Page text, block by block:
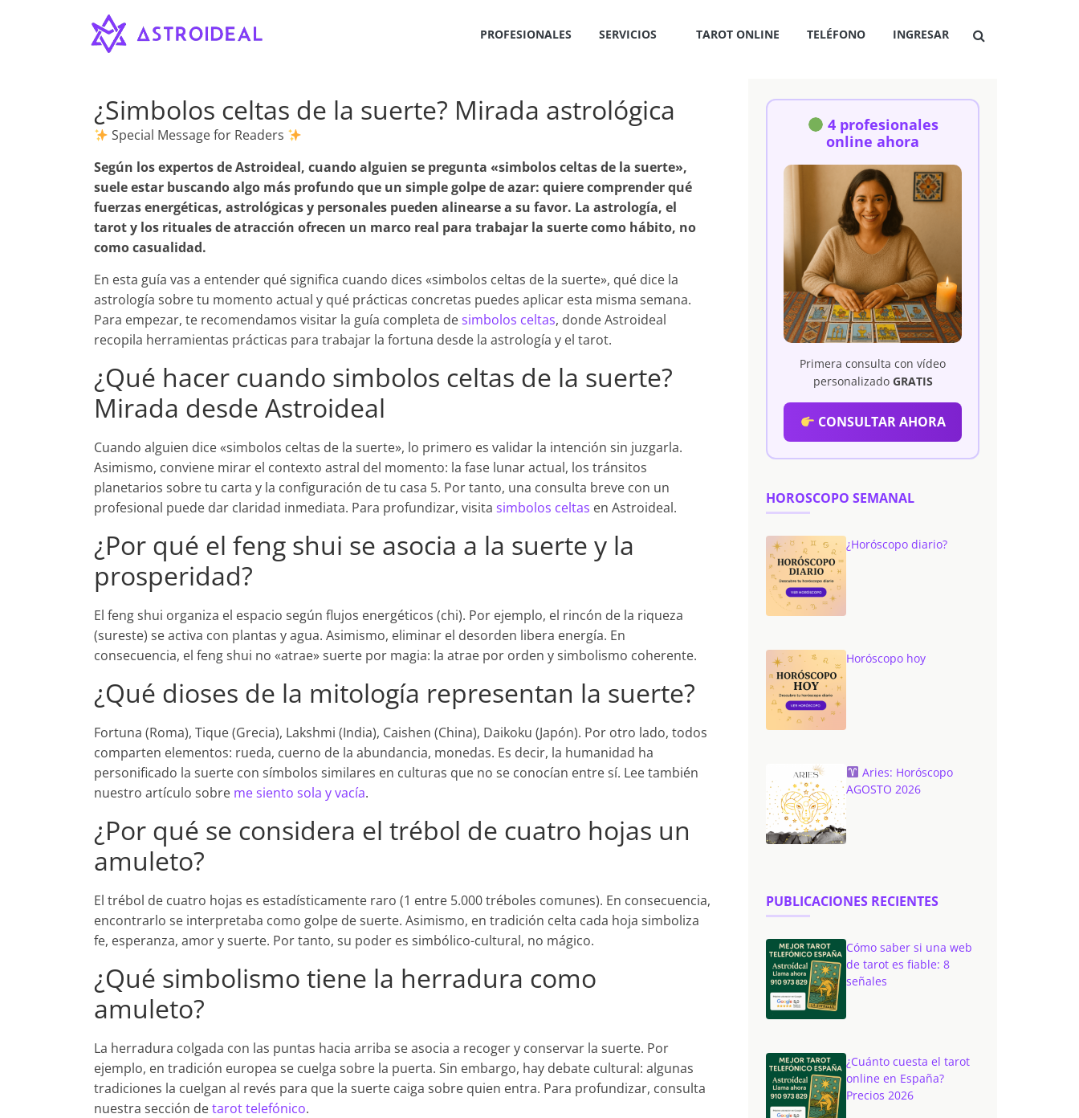
Astroideal
Blog
PROFESIONALES SERVICIOS TAROT ONLINE TELÉFONO INGRESAR
¿Simbolos celtas de la suerte? Mirada astrológica
Special Message for Readers
Según los expertos de Astroideal, cuando alguien se pregunta «simbolos celtas de la suerte»,
suele estar buscando algo más profundo que un simple golpe de azar: quiere comprender qué
fuerzas energéticas, astrológicas y personales pueden alinearse a su favor. La astrología, el
tarot y los rituales de atracción ofrecen un marco real para trabajar la suerte como hábito, no
como casualidad.
En esta guía vas a entender qué significa cuando dices «simbolos celtas de la suerte», qué dice la
astrología sobre tu momento actual y qué prácticas concretas puedes aplicar esta misma semana.
Para empezar, te recomendamos visitar la guía completa desimbolos celtas, donde Astroideal
recopila herramientas prácticas para trabajar la fortuna desde la astrología y el tarot.
¿Qué hacer cuando simbolos celtas de la suerte?
Mirada desde Astroideal
Cuando alguien dice «simbolos celtas de la suerte», lo primero es validar la intención sin juzgarla.
Asimismo, conviene mirar el contexto astral del momento: la fase lunar actual, los tránsitos
planetarios sobre tu carta y la configuración de tu casa 5. Por tanto, una consulta breve con un
profesional puede dar claridad inmediata. Para profundizar, visita simbolos celtas en Astroideal.
¿Por qué el feng shui se asocia a la suerte y la
prosperidad?
El feng shui organiza el espacio según flujos energéticos (chi). Por ejemplo, el rincón de la riqueza
(sureste) se activa con plantas y agua. Asimismo, eliminar el desorden libera energía. En
consecuencia, el feng shui no «atrae» suerte por magia: la atrae por orden y simbolismo coherente.
¿Qué dioses de la mitología representan la suerte?
Fortuna (Roma), Tique (Grecia), Lakshmi (India), Caishen (China), Daikoku (Japón). Por otro lado, todos
comparten elementos: rueda, cuerno de la abundancia, monedas. Es decir, la humanidad ha
personificado la suerte con símbolos similares en culturas que no se conocían entre sí. Lee también
nuestro artículo sobre me siento sola y vacía.
¿Por qué se considera el trébol de cuatro hojas un
amuleto?
El trébol de cuatro hojas es estadísticamente raro (1 entre 5.000 tréboles comunes). En consecuencia,
encontrarlo se interpretaba como golpe de suerte. Asimismo, en tradición celta cada hoja simboliza
fe, esperanza, amor y suerte. Por tanto, su poder es simbólico-cultural, no mágico.
¿Qué simbolismo tiene la herradura como
amuleto?
La herradura colgada con las puntas hacia arriba se asocia a recoger y conservar la suerte. Por
ejemplo, en tradición europea se cuelga sobre la puerta. Sin embargo, hay debate cultural: algunas
tradiciones la cuelgan al revés para que la suerte caiga sobre quien entra. Para profundizar, consulta
nuestra sección detarot telefónico.
4 profesionales
online ahora
Primera consulta con vídeo
personalizado GRATIS
CONSULTAR AHORA
HOROSCOPO SEMANAL
¿Horóscopo diario?
Horóscopo hoy
Aries: Horóscopo
AGOSTO 2026
PUBLICACIONES RECIENTES
Cómo saber si una web
de tarot es fiable: 8
señales
¿Cuánto cuesta el tarot
online en España?
Precios 2026